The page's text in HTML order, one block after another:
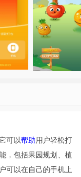
可以帮助用户轻松打
，包括果园规划、植
可以在自己的手机上